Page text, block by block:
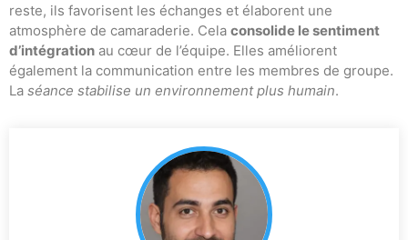
reste, ils favorisent les échanges et élaborent une
atmosphère de camaraderie. Cela consolide le sentiment
d’intégration au cœur de l’équipe. Elles améliorent
également la communication entre les membres de groupe.
La séance stabilise un environnement plus humain.